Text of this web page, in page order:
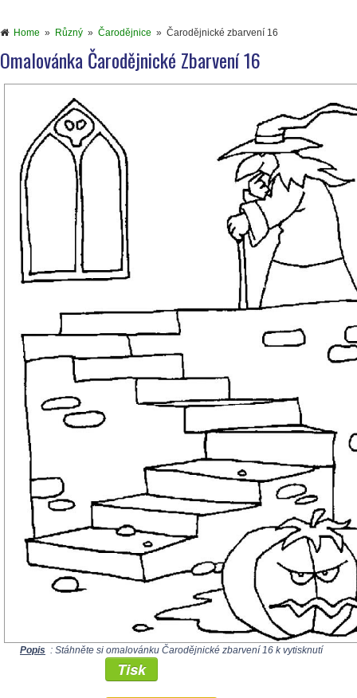
Home » Různý » Čarodějnice » Čarodějnické zbarvení 16
Omalovánka Čarodějnické Zbarvení 16
Popis : Stáhněte si omalovánku Čarodějnické zbarvení 16 k vytisknutí
Tisk